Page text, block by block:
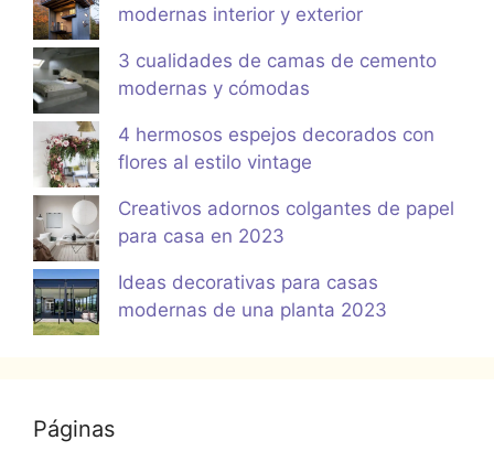
modernas interior y exterior
3 cualidades de camas de cemento
modernas y cómodas
4 hermosos espejos decorados con
flores al estilo vintage
Creativos adornos colgantes de papel
para casa en 2023
Ideas decorativas para casas
modernas de una planta 2023
Páginas